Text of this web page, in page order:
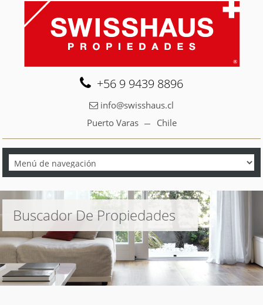
info@swisshaus.cl
Puerto Varas
Chile
+56 9 9439 8896
Buscador De Propiedades